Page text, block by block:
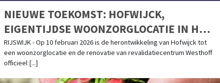
NIEUWE TOEKOMST: HOFWIJCK,
EIGENTIJDSE WOONZORGLOCATIE IN HET
GROEN
RIJSWIJK - Op 10 februari 2026 is de herontwikkeling van Hofwijck tot
een woonzorglocatie en de renovatie van revalidatiecentrum Westhoff
officieel [...]